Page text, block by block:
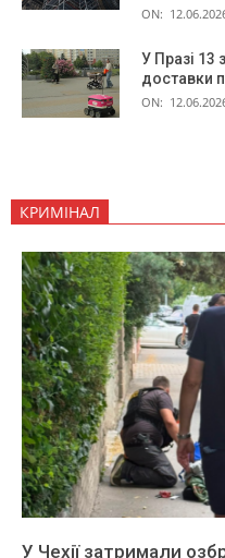
ON:
У Празі 13
доставки
ON:
КРИМІНАЛ
У Чехії затримали